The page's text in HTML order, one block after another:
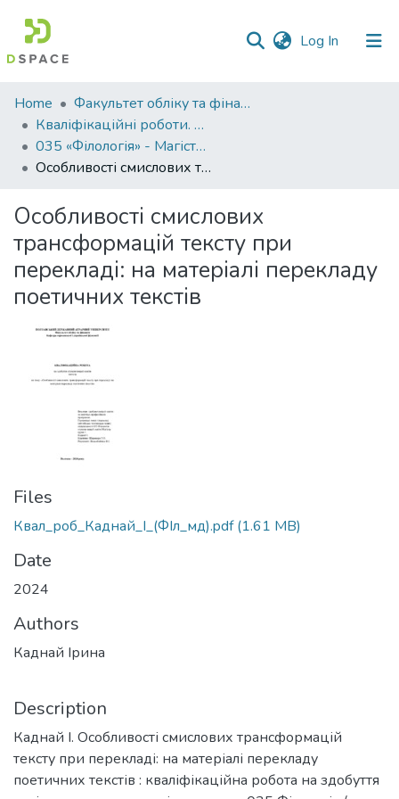
Log In (current)
Communities
&
Collections
Statistics
Home
Факультет обліку та фінансів
Кваліфікаційні роботи. Факультет обліку та фінансів
035 «Філологія» - Магістри 2024-2025
Особливості смислових трансформацій тексту при перекладі: на матеріалі перекладу поетичних текстів
Особливості смислових
трансформацій тексту при
перекладі: на матеріалі перекладу
поетичних текстів
Files
Квал_роб_Каднай_І_(ФІл_мд).pdf(1.61 MB)
Date
2024
Authors
Каднай Ірина
Description
Каднай І. Особливості смислових трансформацій
тексту при перекладі: на матеріалі перекладу
поетичних текстів : кваліфікаційна робота на здобуття